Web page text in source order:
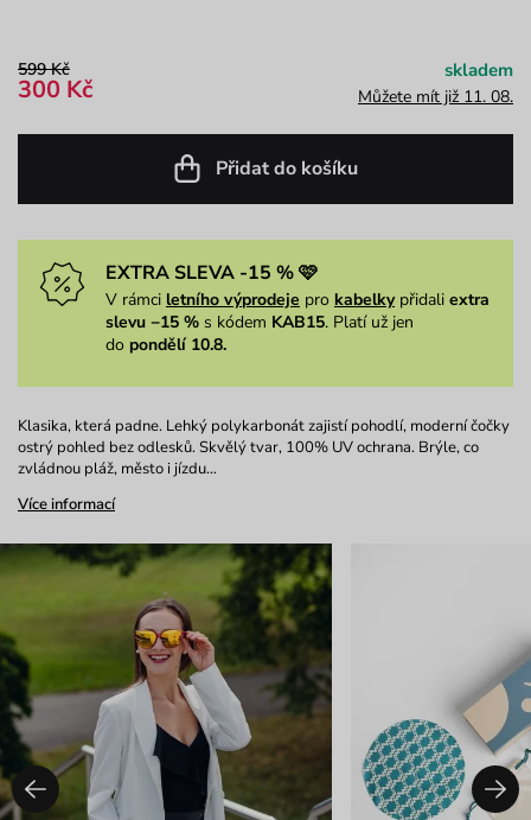
599 Kč
300 Kč
skladem
Můžete mít již 11. 08.
Přidat do košíku
EXTRA SLEVA -15 % 🩷
V rámci letního výprodeje pro kabelkypřidali extra
slevu −15 % s kódem KAB15. Platí už jen
do pondělí 10.8.
Klasika, která padne. Lehký polykarbonát zajistí pohodlí, moderní čočky
ostrý pohled bez odlesků. Skvělý tvar, 100% UV ochrana. Brýle, co
zvládnou pláž, město i jízdu…
Více informací